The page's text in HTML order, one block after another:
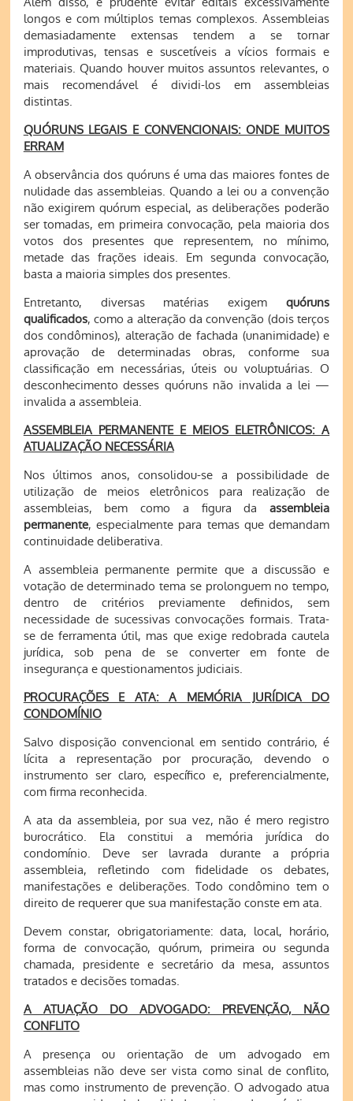
longos e com múltiplos temas complexos. Assembleias
demasiadamente extensas tendem a se tornar
improdutivas, tensas e suscetíveis a vícios formais e
materiais. Quando houver muitos assuntos relevantes, o
mais recomendável é dividi-los em assembleias
distintas.
QUÓRUNS LEGAIS E CONVENCIONAIS: ONDE MUITOS
ERRAM
A observância dos quóruns é uma das maiores fontes de
nulidade das assembleias. Quando a lei ou a convenção
não exigirem quórum especial, as deliberações poderão
ser tomadas, em primeira convocação, pela maioria dos
votos dos presentes que representem, no mínimo,
metade das frações ideais. Em segunda convocação,
basta a maioria simples dos presentes.
Entretanto, diversas matérias exigemquóruns
qualificados, como a alteração da convenção (dois terços
dos condôminos), alteração de fachada (unanimidade) e
aprovação de determinadas obras, conforme sua
classificação em necessárias, úteis ou voluptuárias. O
desconhecimento desses quóruns não invalida a lei —
invalida a assembleia.
ASSEMBLEIA PERMANENTE E MEIOS ELETRÔNICOS: A
ATUALIZAÇÃO NECESSÁRIA
Nos últimos anos, consolidou-se a possibilidade de
utilização de meios eletrônicos para realização de
assembleias, bem como a figura daassembleia
permanente, especialmente para temas que demandam
continuidade deliberativa.
A assembleia permanente permite que a discussão e
votação de determinado tema se prolonguem no tempo,
dentro de critérios previamente definidos, sem
necessidade de sucessivas convocações formais. Trata-
se de ferramenta útil, mas que exige redobrada cautela
jurídica, sob pena de se converter em fonte de
insegurança e questionamentos judiciais.
PROCURAÇÕES E ATA: A MEMÓRIA JURÍDICA DO
CONDOMÍNIO
Salvo disposição convencional em sentido contrário, é
lícita a representação por procuração, devendo o
instrumento ser claro, específico e, preferencialmente,
com firma reconhecida.
A ata da assembleia, por sua vez, não é mero registro
burocrático. Ela constitui a memória jurídica do
condomínio. Deve ser lavrada durante a própria
assembleia, refletindo com fidelidade os debates,
manifestações e deliberações. Todo condômino tem o
direito de requerer que sua manifestação conste em ata.
Devem constar, obrigatoriamente: data, local, horário,
forma de convocação, quórum, primeira ou segunda
chamada, presidente e secretário da mesa, assuntos
tratados e decisões tomadas.
A ATUAÇÃO DO ADVOGADO: PREVENÇÃO, NÃO
CONFLITO
A presença ou orientação de um advogado em
assembleias não deve ser vista como sinal de conflito,
mas como instrumento de prevenção. O advogado atua